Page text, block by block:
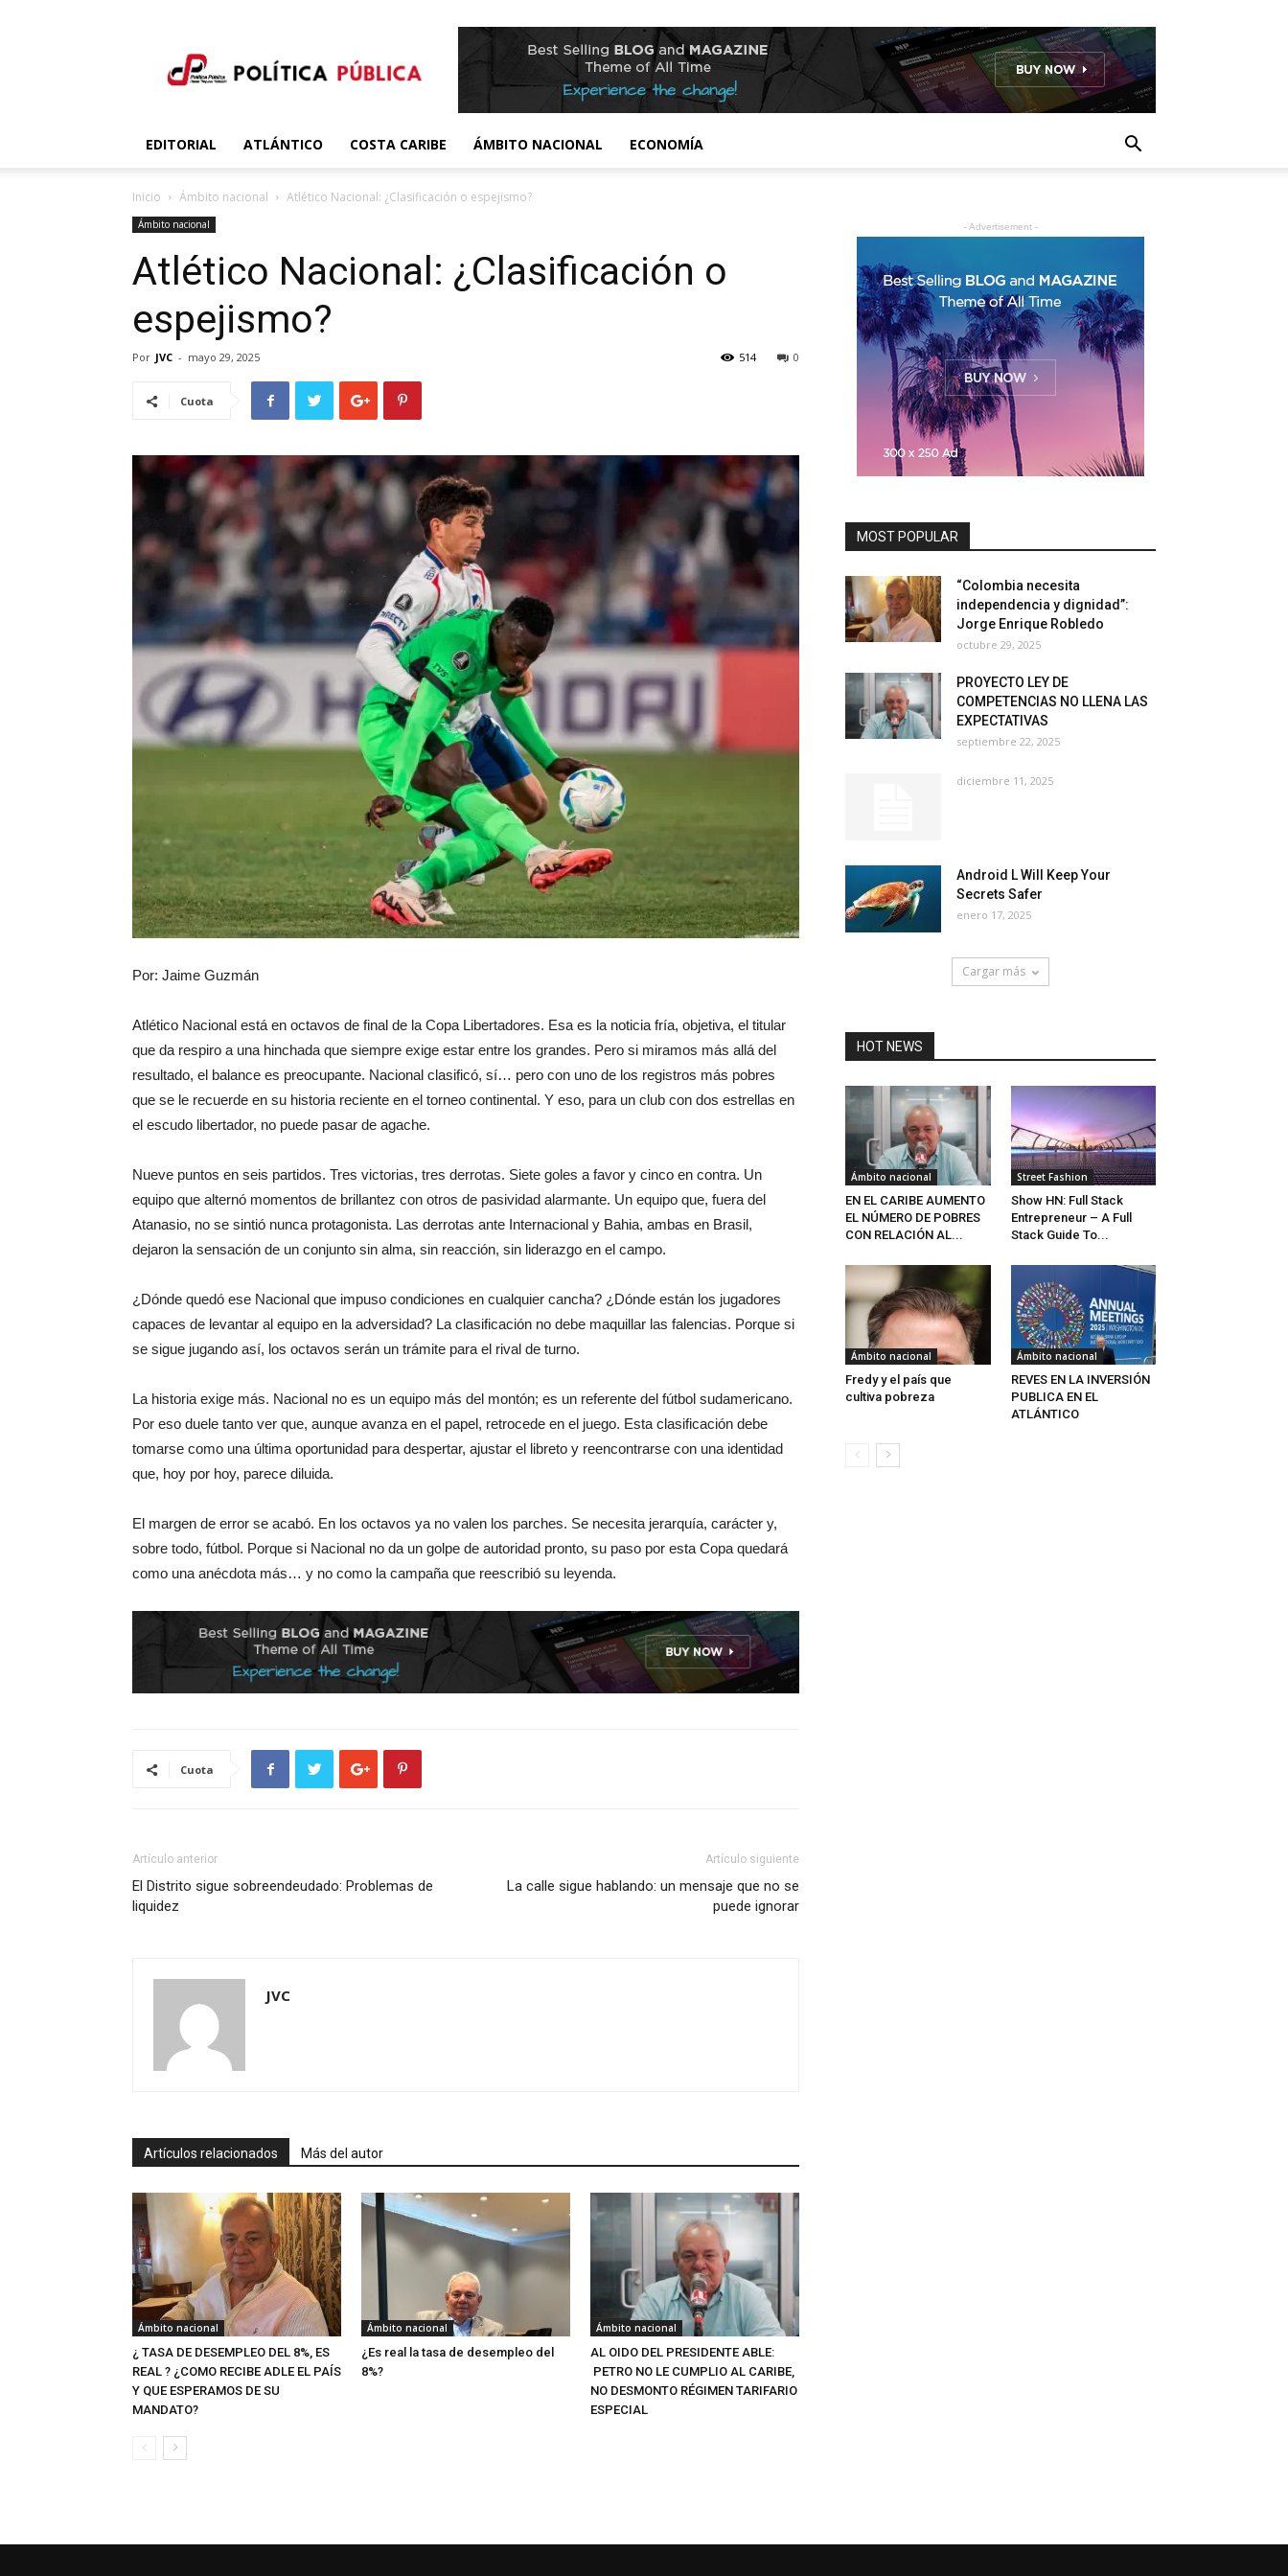
Publica
EDITORIAL ATLÁNTICO COSTA CARIBE ÁMBITO NACIONAL ECONOMÍA
Inicio Ámbito nacional Atlético Nacional: ¿Clasificación o espejismo?
Ámbito nacional
Atlético Nacional: ¿Clasificación o
espejismo?
Por JVC - mayo 29, 2025 0
514
Cuota
Por: Jaime Guzmán
Atlético Nacional está en octavos de final de la Copa Libertadores. Esa es la noticia fría, objetiva, el titular
que da respiro a una hinchada que siempre exige estar entre los grandes. Pero si miramos más allá del
resultado, el balance es preocupante. Nacional clasificó, sí… pero con uno de los registros más pobres
que se le recuerde en su historia reciente en el torneo continental. Y eso, para un club con dos estrellas en
el escudo libertador, no puede pasar de agache.
Nueve puntos en seis partidos. Tres victorias, tres derrotas. Siete goles a favor y cinco en contra. Un
equipo que alternó momentos de brillantez con otros de pasividad alarmante. Un equipo que, fuera del
Atanasio, no se sintió nunca protagonista. Las derrotas ante Internacional y Bahia, ambas en Brasil,
dejaron la sensación de un conjunto sin alma, sin reacción, sin liderazgo en el campo.
¿Dónde quedó ese Nacional que impuso condiciones en cualquier cancha? ¿Dónde están los jugadores
capaces de levantar al equipo en la adversidad? La clasificación no debe maquillar las falencias. Porque si
se sigue jugando así, los octavos serán un trámite para el rival de turno.
La historia exige más. Nacional no es un equipo más del montón; es un referente del fútbol sudamericano.
Por eso duele tanto ver que, aunque avanza en el papel, retrocede en el juego. Esta clasificación debe
tomarse como una última oportunidad para despertar, ajustar el libreto y reencontrarse con una identidad
que, hoy por hoy, parece diluida.
El margen de error se acabó. En los octavos ya no valen los parches. Se necesita jerarquía, carácter y,
sobre todo, fútbol. Porque si Nacional no da un golpe de autoridad pronto, su paso por esta Copa quedará
como una anécdota más… y no como la campaña que reescribió su leyenda.
Cuota
Artículo anterior
El Distrito sigue sobreendeudado: Problemas de
liquidez
Artículo siguiente
La calle sigue hablando: un mensaje que no se
puede ignorar
JVC
Artículos relacionados Más del autor
Ámbito nacional
¿ TASA DE DESEMPLEO DEL 8%, ES
REAL ? ¿COMO RECIBE ADLE EL PAÍS
Y QUE ESPERAMOS DE SU
MANDATO?
Ámbito nacional
¿Es real la tasa de desempleo del
8%?
Ámbito nacional
AL OIDO DEL PRESIDENTE ABLE:
PETRO NO LE CUMPLIO AL CARIBE,
NO DESMONTO RÉGIMEN TARIFARIO
ESPECIAL
- Advertisement -
MOST POPULAR
“Colombia necesita
independencia y dignidad”:
Jorge Enrique Robledo
octubre 29, 2025
PROYECTO LEY DE
COMPETENCIAS NO LLENA LAS
EXPECTATIVAS
septiembre 22, 2025
diciembre 11, 2025
Android L Will Keep Your
Secrets Safer
enero 17, 2025
Cargar más
HOT NEWS
Ámbito nacional
EN EL CARIBE AUMENTO
EL NÚMERO DE POBRES
CON RELACIÓN AL...
Street Fashion
Show HN: Full Stack
Entrepreneur – A Full
Stack Guide To...
Ámbito nacional
Fredy y el país que
cultiva pobreza
Ámbito nacional
REVES EN LA INVERSIÓN
PUBLICA EN EL
ATLÁNTICO